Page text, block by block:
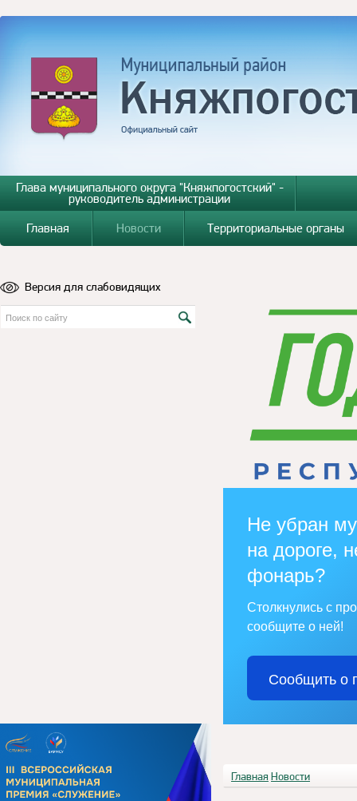
Глава муниципального округа "Княжпогостский" -
руководитель администрации
Главная
Новости Территориальные органы
Версия для слабовидящих
Не убран
на дороге,
фонарь?
Столкнулись с
сообщите о ней!
Сообщить о
Главная Новости